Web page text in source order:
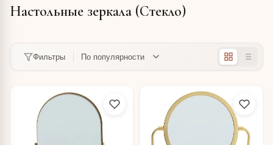
Настольные зеркала (Стекло)
Фильтры